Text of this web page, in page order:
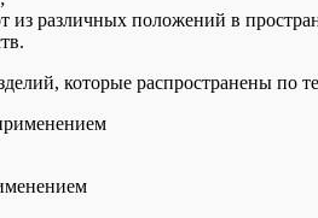
из различных положений в
которые распространены